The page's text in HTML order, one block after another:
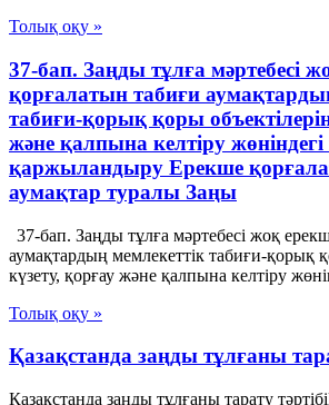
Толық оқу »
37-бап. Заңды тұлға мәртебесi
қорғалатын табиғи
табиғи-қорық қоры
және қалпына келтiру
қаржыландыру Ерекше
аумақтар туралы Заңы
37-бап. Заңды тұлға мәртебесi жоқ
аумақтардың мемлекеттiк табиғи-қорық
күзету, қорғау және қалпына келтiру
Толық оқу »
Қазақстанда заңды тұлғаны
Қазақстанда заңды тұлғаны тарату